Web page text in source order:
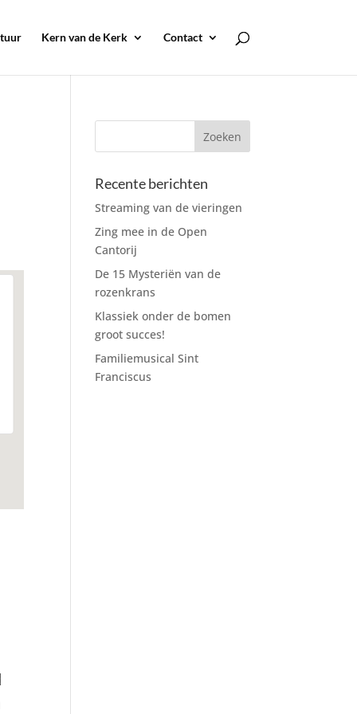
Kern van de Kerk Contact
Recente berichten
Streaming van de vieringen
Zing mee in de Open
Cantorij
De 15 Mysteriën van de
rozenkrans
Klassiek onder de bomen
groot succes!
Familiemusical Sint
Franciscus